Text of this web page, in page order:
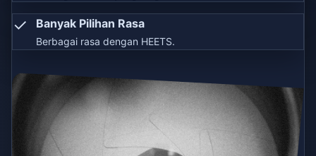
✓ Banyak Pilihan Rasa
Berbagai rasa dengan HEETS.